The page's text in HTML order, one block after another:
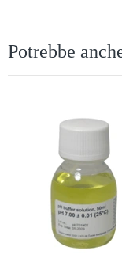
Potrebbe